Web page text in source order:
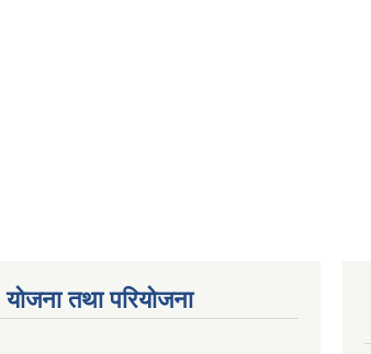
योजना तथा परियोजना